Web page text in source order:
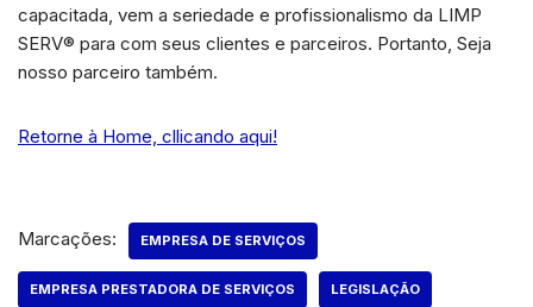
capacitada, vem a seriedade e profissionalismo da LIMP
SERV® para com seus clientes e parceiros. Portanto, Seja
nosso parceiro também.
Retorne à Home, cllicando aqui!
Marcações: EMPRESA DE SERVIÇOS
EMPRESA PRESTADORA DE SERVIÇOS LEGISLAÇÃO